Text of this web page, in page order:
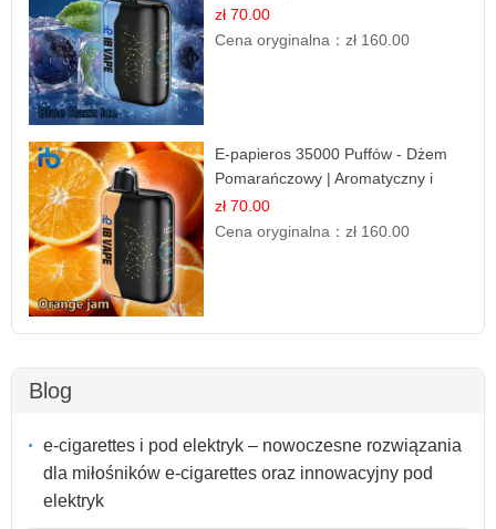
Jednorazowy | IBVAPE
zł 70.00
Cena oryginalna：zł 160.00
E-papieros 35000 Puffów - Dżem
Pomarańczowy | Aromatyczny i
Długotrwały
zł 70.00
Cena oryginalna：zł 160.00
Blog
e-cigarettes i pod elektryk – nowoczesne rozwiązania
dla miłośników e-cigarettes oraz innowacyjny pod
elektryk